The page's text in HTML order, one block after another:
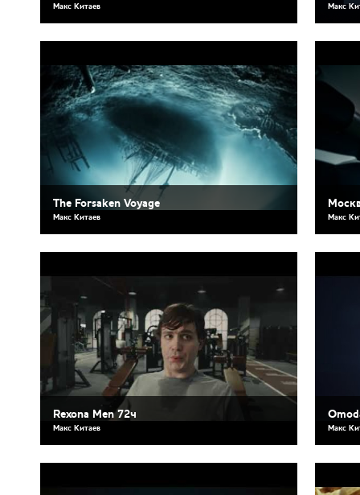
Макс Китаев Макс
The Forsaken Voyage
Макс Китаев Макс
Rexona Men 72ч
Макс Китаев Макс